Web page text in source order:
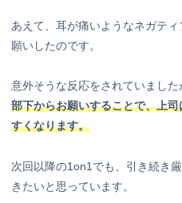
あえて、耳が痛いようなネガテ
願いしたのです。
意外そうな反応をされていました
部下からお願いすることで、上
すくなります。
次回以降の1on1でも、引き続き
きたいと思っています。